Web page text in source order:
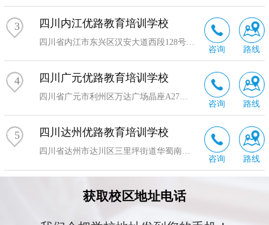
3 四川内江优路教育培训学校
四川省内江市东兴区汉安大道西段128号金海沸城写字楼1栋9楼12-13号
咨询
路线
4 四川广元优路教育培训学校
四川省广元市利州区万达广场晶座A27楼5号
咨询
路线
5 四川达州优路教育培训学校
四川省达州市达川区三里坪街道华蜀南路443号，城市坐标7-B5室
咨询
路线